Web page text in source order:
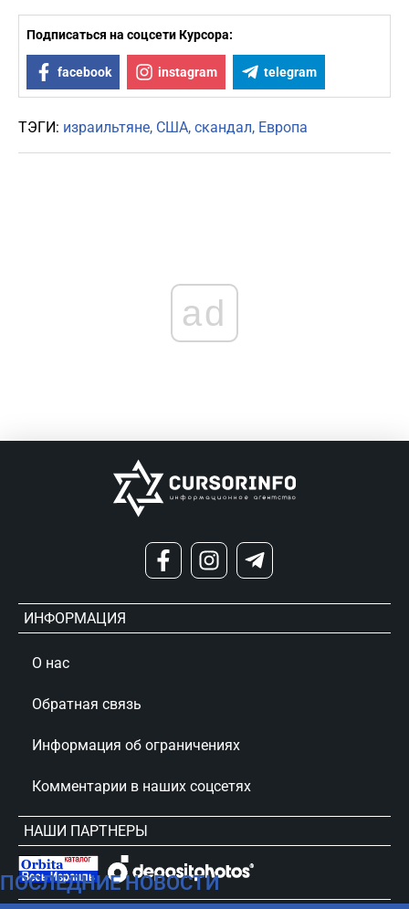
Подписаться на соцсети Курсора:
facebook instagram telegram
ТЭГИ: израильтяне США скандал Европа
ПОСЛЕДНИЕ НОВОСТИ
ad
ИНФОРМАЦИЯ
О нас
Обратная связь
Информация об ограничениях
Комментарии в наших соцсетях
НАШИ ПАРТНЕРЫ